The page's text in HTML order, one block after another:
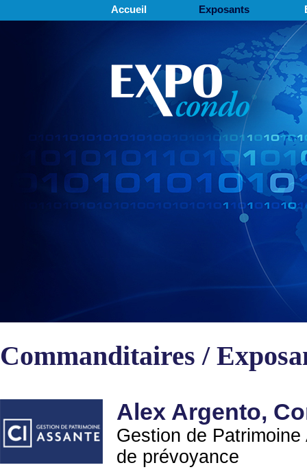
Accueil Exposants
Commanditaires /
Alex Argento,
Gestion de
de prévoyance